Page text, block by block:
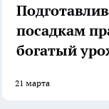
посадкам
богатый
21 марта